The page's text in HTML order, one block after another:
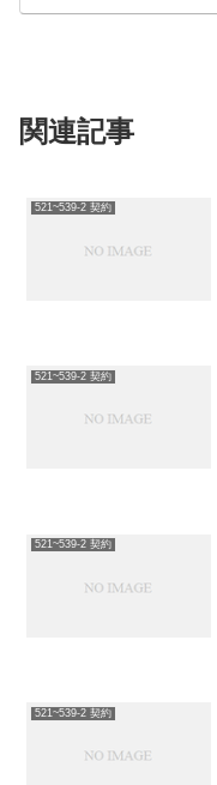
関連記事
521~539-2 契約
521~539-2 契約
521~539-2 契約
521~539-2 契約